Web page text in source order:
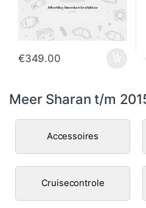
€349.00
Meer Sharan t/m
Accessoires
Cruisecontrole